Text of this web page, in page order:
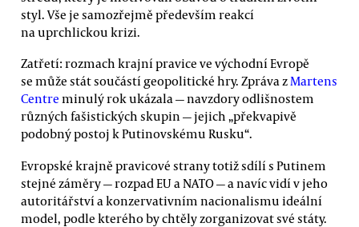
styl. Vše je samozřejmě především reakcí
na uprchlickou krizi.
Zatřetí: rozmach krajní pravice ve východní Evropě
se může stát součástí geopolitické hry. Zpráva zMartens
Centre minulý rok ukázala — navzdory odlišnostem
různých fašistických skupin — jejich „překvapivě
podobný postoj k Putinovskému Rusku“.
Evropské krajně pravicové strany totiž sdílí s Putinem
stejné záměry — rozpad EU a NATO — a navíc vidí v jeho
autoritářství a konzervativním nacionalismu ideální
model, podle kterého by chtěly zorganizovat své státy.